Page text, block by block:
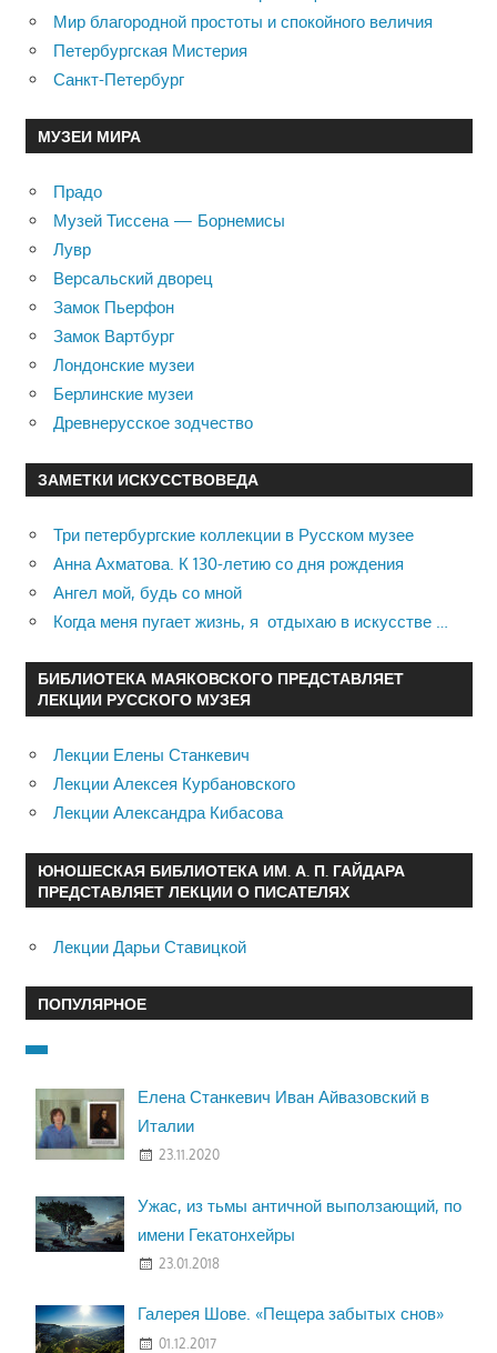
Мир благородной простоты и спокойного величия
Петербургская Мистерия
Санкт-Петербург
МУЗЕИ МИРА
Прадо
Музей Тиссена — Борнемисы
Лувр
Версальский дворец
Замок Пьерфон
Замок Вартбург
Лондонские музеи
Берлинские музеи
Древнерусское зодчество
ЗАМЕТКИ ИСКУССТВОВЕДА
Три петербургские коллекции в Русском музее
Анна Ахматова. К 130-летию со дня рождения
Ангел мой, будь со мной
Когда меня пугает жизнь, я отдыхаю в искусстве …
БИБЛИОТЕКА МАЯКОВСКОГО ПРЕДСТАВЛЯЕТ
ЛЕКЦИИ РУССКОГО МУЗЕЯ
Лекции Елены Станкевич
Лекции Алексея Курбановского
Лекции Александра Кибасова
ЮНОШЕСКАЯ БИБЛИОТЕКА ИМ. А. П. ГАЙДАРА
ПРЕДСТАВЛЯЕТ ЛЕКЦИИ О ПИСАТЕЛЯХ
Лекции Дарьи Ставицкой
ПОПУЛЯРНОЕ
Елена Станкевич Иван Айвазовский в
Италии
23.11.2020
Ужас, из тьмы античной выползающий, по
имени Гекатонхейры
23.01.2018
Галерея Шове. «Пещера забытых снов»
01.12.2017